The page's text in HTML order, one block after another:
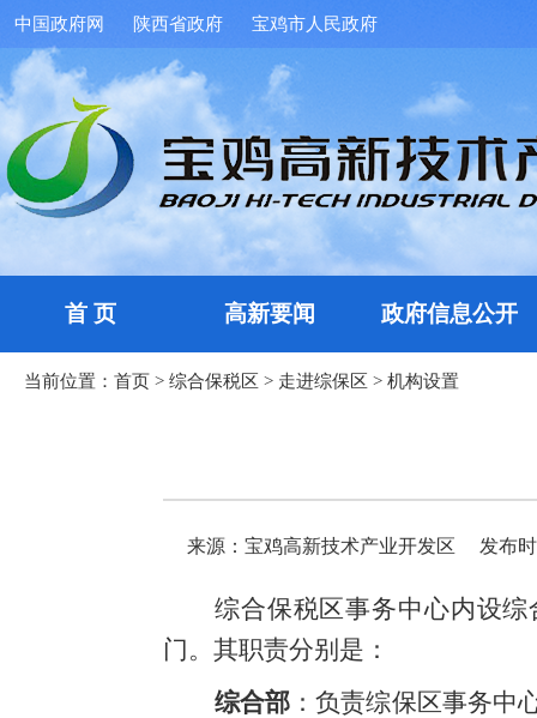
中国政府网 陕西省政府 宝鸡市人民政府
首 页 高新要闻 政府信息公开
当前位置： 首页 > 综合保税区 > 走进综保区 > 机构设置
来源：宝鸡高新技术产业开发区 发布
综合保税区事务中心内设
门。其职责分别是：
综合部 ：负责综保区事务中